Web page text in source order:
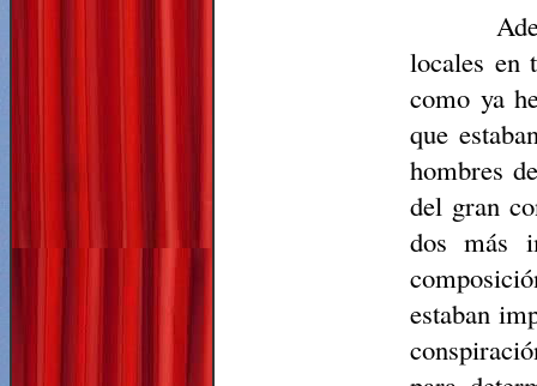
locales en
como ya
que
hombres
del gran
dos más
estaban